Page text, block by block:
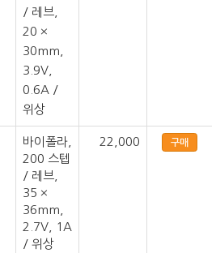
/ 레브,
20 ×
30mm,
3.9V,
0.6A /
위상
바이폴라,
200 스텝
/ 레브,
35 ×
36mm,
2.7V, 1A
/ 위상
22,000 구매